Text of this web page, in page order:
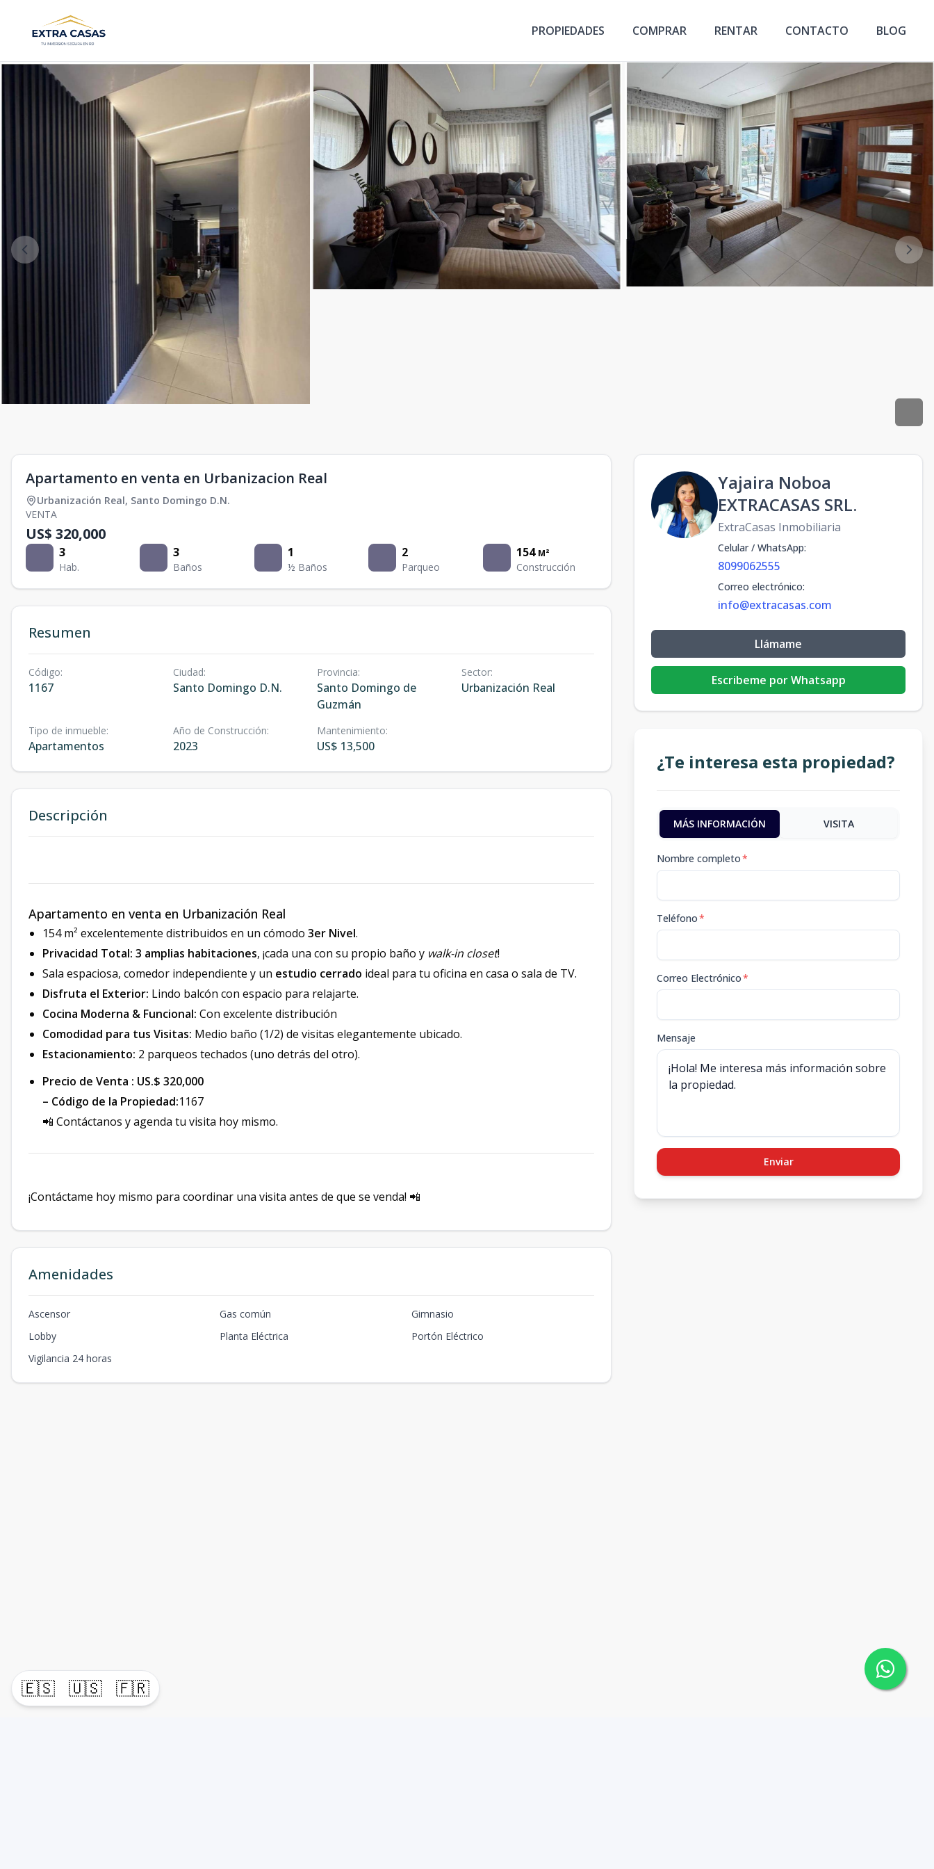
🇪🇸 🇺🇸 🇫🇷
PROPIEDADES COMPRAR RENTAR CONTACTO BLOG
Apartamento en venta en Urbanizacion Real
Urbanización Real, Santo Domingo D.N.
VENTA
US$ 320,000
3
Hab.
3
Baños
1
½ Baños
2
Parqueo
154 M²
Construcción
Resumen
Código:
1167
Ciudad:
Santo Domingo D.N.
Provincia:
Santo Domingo de
Guzmán
Sector:
Urbanización Real
Tipo de inmueble:
Apartamentos
Año de Construcción:
2023
Mantenimiento:
US$ 13,500
Descripción
Apartamento en venta en Urbanización Real
154 m² excelentemente distribuidos en un cómodo 3er Nivel.
Privacidad Total: 3 amplias habitaciones, ¡cada una con su propio baño y walk-in closet!
Sala espaciosa, comedor independiente y un estudio cerrado ideal para tu oficina en casa o sala de TV.
Disfruta el Exterior: Lindo balcón con espacio para relajarte.
Cocina Moderna & Funcional: Con excelente distribución
Comodidad para tus Visitas: Medio baño (1/2) de visitas elegantemente ubicado.
Estacionamiento: 2 parqueos techados (uno detrás del otro).
Precio de Venta : US.$ 320,000
– Código de la Propiedad:1167
📲 Contáctanos y agenda tu visita hoy mismo.
¡Contáctame hoy mismo para coordinar una visita antes de que se venda! 📲
Amenidades
Ascensor Gas común
Gimnasio
Lobby
Planta Eléctrica
Portón Eléctrico
Vigilancia 24 horas
Yajaira Noboa
EXTRACASAS SRL.
ExtraCasas Inmobiliaria
Celular / WhatsApp:
8099062555
Correo electrónico:
info@extracasas.com
Llámame
Escribeme por Whatsapp
¿Te interesa esta propiedad?
MÁS INFORMACIÓN VISITA
Nombre completo*
Teléfono*
Correo Electrónico*
Mensaje
Enviar